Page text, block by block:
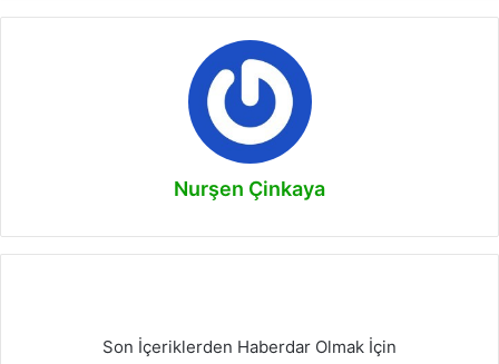
Nurşen Çinkaya
Son İçeriklerden Haberdar Olmak İçin